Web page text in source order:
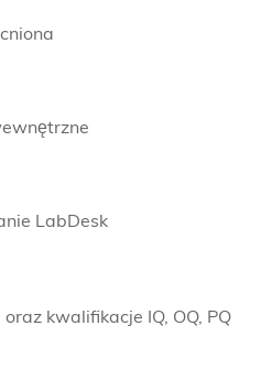
LabDesk
kwalifikacje IQ, OQ, PQ